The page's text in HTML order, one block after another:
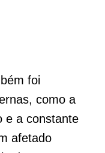
foi
como a
e a constante
afetado